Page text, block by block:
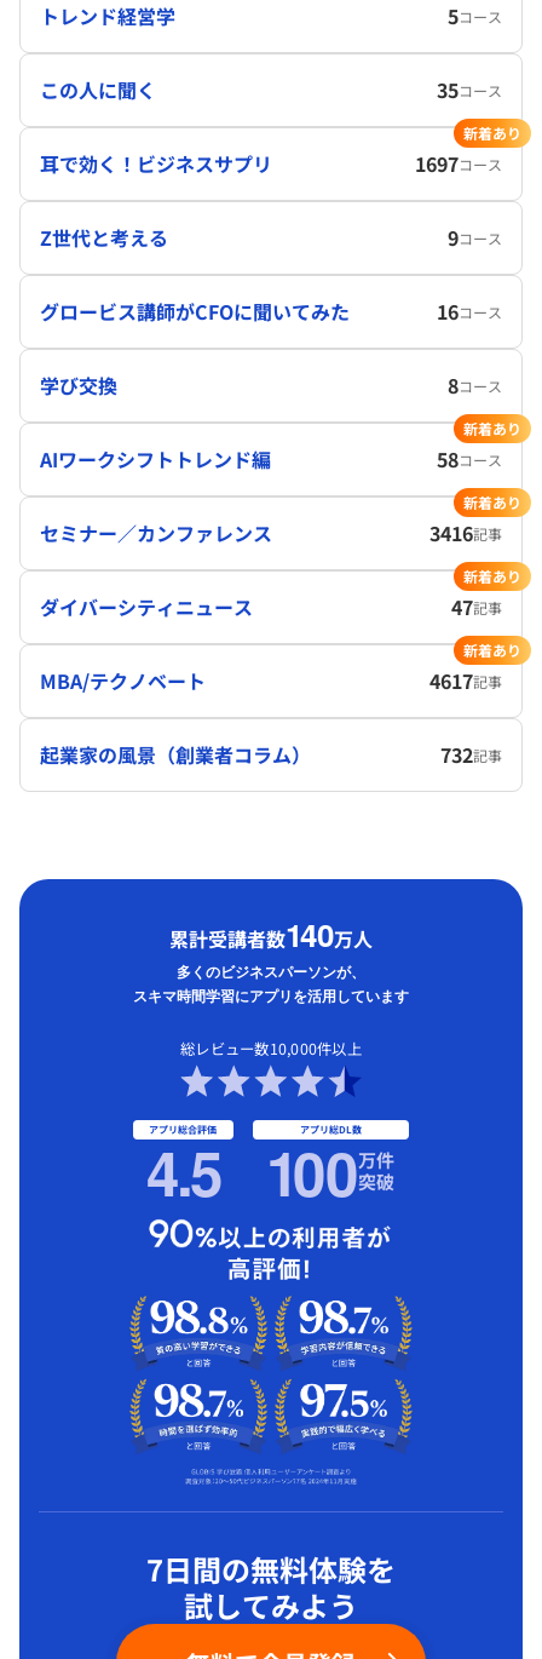
トレンド経営学 5コース
この人に聞く 35コース
耳で効く！ビジネスサプリ 1697コース
新着あり
Z世代と考える 9コース
グロービス講師がCFOに聞いてみた 16コース
学び交換 8コース
AIワークシフトトレンド編 58コース
新着あり
セミナー／カンファレンス 3416記事
新着あり
ダイバーシティニュース 47記事
新着あり
MBA/テクノベート 4617記事
新着あり
起業家の風景（創業者コラム） 732記事
累計受講者数140万人
多くのビジネスパーソンが、
スキマ時間学習にアプリを活用しています
総レビュー数10,000件以上
アプリ総合評価
4.5 アプリ総DL数
100万件
突破
7日間の無料体験を
試してみよう